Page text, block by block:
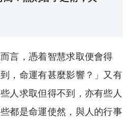
言，憑着智慧求取便會得
，命運有甚麼影響？」又有
人求取但得不到，亦有些人
都是命運使然，與人的行事